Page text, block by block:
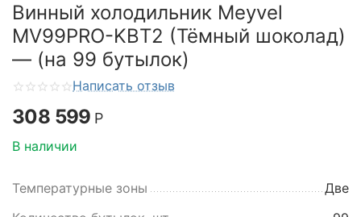
Винный холодильник Meyvel
MV99PRO-KBT2 (Тёмный шоколад)
— (на 99 бутылок)
Написать отзыв
308 599 Р
В наличии
Температурные зоны
Две